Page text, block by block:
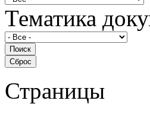
Тематика
Страницы